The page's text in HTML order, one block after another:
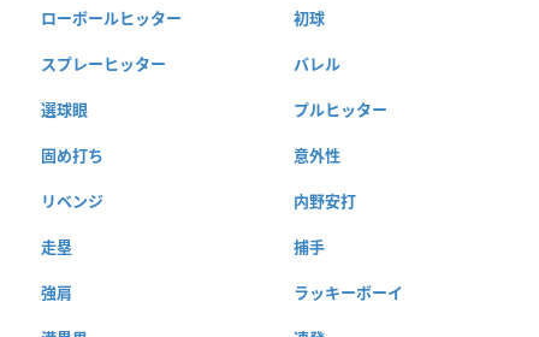
ローボールヒッター 初球
スプレーヒッター バレル
選球眼 プルヒッター
固め打ち 意外性
リベンジ 内野安打
走塁 捕手
強肩 ラッキーボーイ